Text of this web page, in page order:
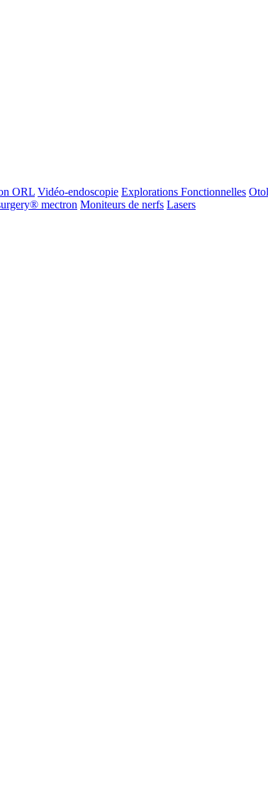
ORL Vidéo-endoscopie Explorations Fonctionnelles
mectron Moniteurs de nerfs Lasers